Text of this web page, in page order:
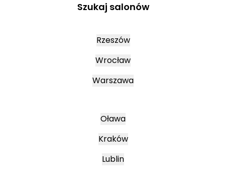
Szukaj salonów
Rzeszów
Wrocław
Warszawa
Oława
Kraków
Lublin